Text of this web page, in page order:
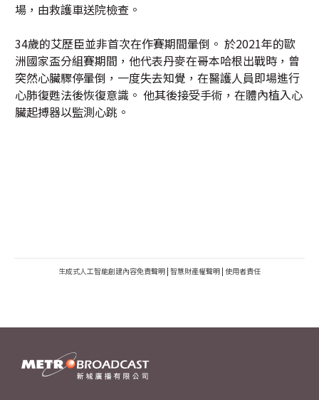
場，由救護車送院檢查。
34歲的艾歷臣並非首次在作賽期間暈倒。 於2021年的歐
洲國家盃分組賽期間，他代表丹麥在哥本哈根出戰時，曾
突然心臟驟停暈倒，一度失去知覺，在醫護人員即場進行
心肺復甦法後恢復意識。 他其後接受手術，在體內植入心
臟起搏器以監測心跳。
生成式人工智能創建內容免責聲明 | 智慧財產權聲明 | 使用者責任